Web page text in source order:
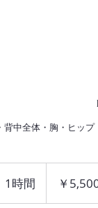
背中全体・胸・ヒッ
1時間
時
￥